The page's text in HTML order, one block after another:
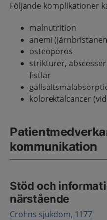
Följande komplikationer
malnutrition
anemi
osteoporos
strikturer,
fistlar
kolorektalcancer
kommunikation
Stöd och
närstående
Crohns sjukdom, 1177